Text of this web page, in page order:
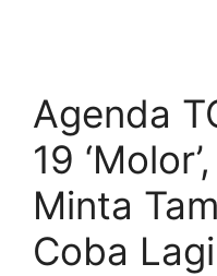
Agenda
19
Minta
Coba Lagi